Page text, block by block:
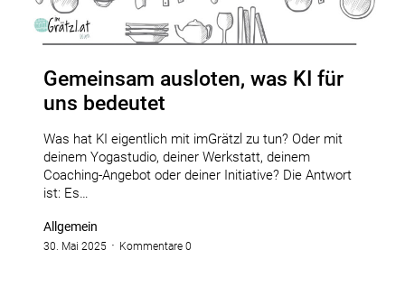
Gemeinsam ausloten, was KI für
uns bedeutet
Was hat KI eigentlich mit imGrätzl zu tun? Oder mit
deinem Yogastudio, deiner Werkstatt, deinem
Coaching-Angebot oder deiner Initiative? Die Antwort
ist: Es…
Allgemein
30. Mai 2025 Kommentare 0